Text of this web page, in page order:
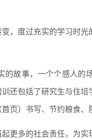
，度过充实的学习时
故事，一个个感人的
还包括了研究生与住
页）书写、节约粮食、
更多的社会责任，为